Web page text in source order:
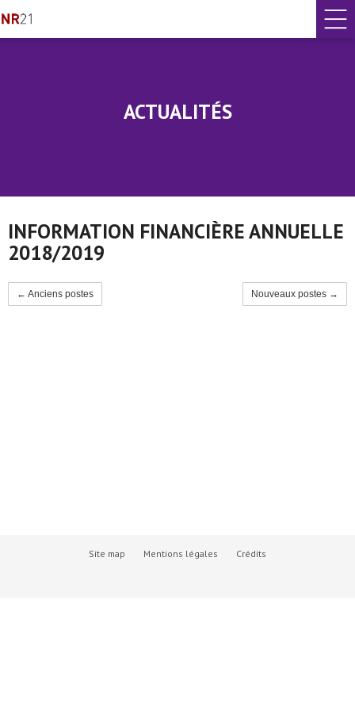
ACTUALITÉS
INFORMATION FINANCIÈRE ANNUELLE
2018/2019
← Anciens postes Nouveaux postes →
Site map Mentions légales Crédits